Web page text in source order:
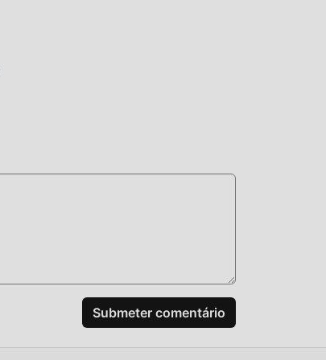
Submeter comentário